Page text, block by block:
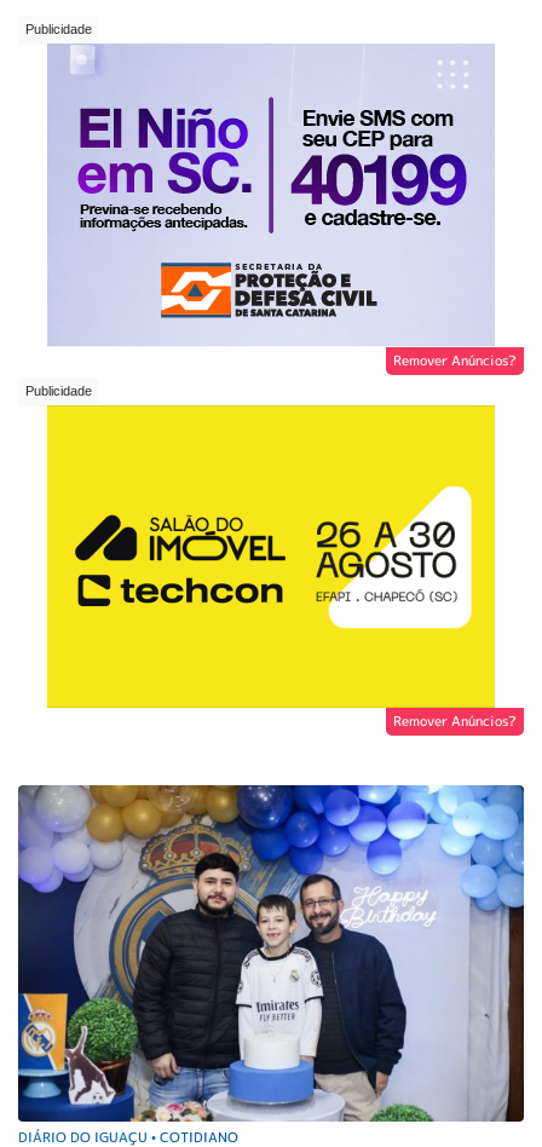
Remover Anúncios?
Remover Anúncios?
DIÁRIO DO IGUAÇU • COTIDIANO